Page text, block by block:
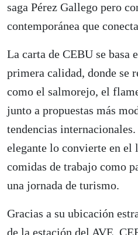
saga Pérez Gallego pero
contemporánea que
La carta de CEBU se basa
primera calidad, donde se
como el salmorejo, el
junto a propuestas más
tendencias
elegante lo convierte en el
comidas de trabajo como
una jornada de turismo.
Gracias a su ubicación
de la estación del AVE,